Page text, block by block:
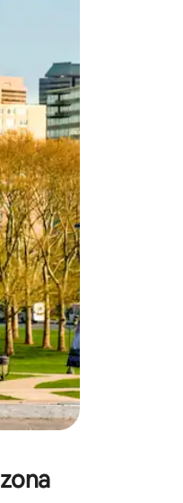
tocando y deslizando la